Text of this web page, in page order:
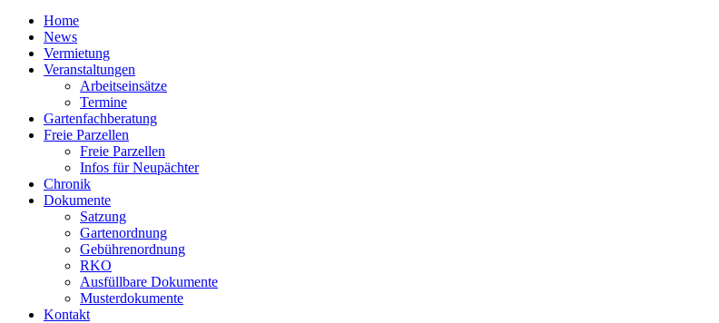
Home
News
Vermietung
Veranstaltungen
Arbeitseinsätze
Termine
Gartenfachberatung
Freie Parzellen
Freie Parzellen
Infos für Neupächter
Chronik
Dokumente
Satzung
Gartenordnung
Gebührenordnung
RKO
Ausfüllbare Dokumente
Musterdokumente
Kontakt